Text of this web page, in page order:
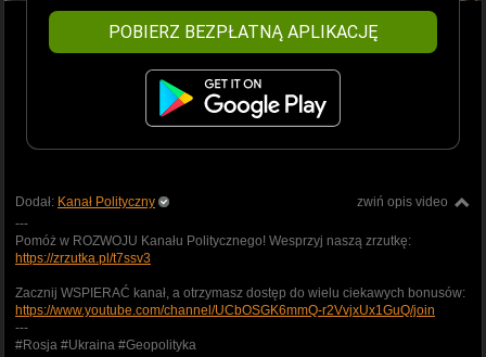
POBIERZ BEZPŁATNĄ APLIKACJĘ
zwiń opis video
Dodał: Kanał Polityczny
---
Pomóż w ROZWOJU Kanału Politycznego! Wesprzyj naszą zrzutkę:
https://zrzutka.pl/t7ssv3
Zacznij WSPIERAĆ kanał, a otrzymasz dostęp do wielu ciekawych bonusów:
https://www.youtube.com/channel/UCbOSGK6mmQ-r2VvjxUx1GuQ/join
---
#Rosja #Ukraina #Geopolityka